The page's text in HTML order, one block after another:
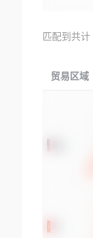
匹配到共计
贸易区域